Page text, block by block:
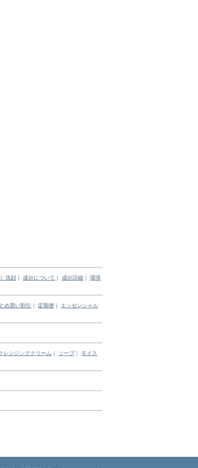
洗顔 ｜ 成分について ｜ 成分詳細 ｜
環境
め買い割引 ｜ 定期便 ｜
エッセンシャル
レンジングクリーム ｜ ソープ｜
モイス